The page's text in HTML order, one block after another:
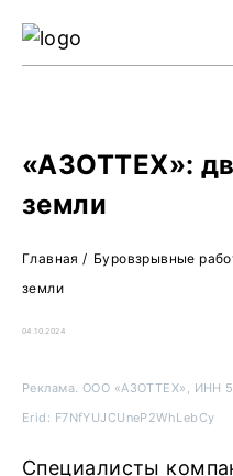
«АЗОТТЕХ»:
земли
Главная / Буровзрывные
земли
04.10.2024
Реклама. ООО «АЗОТТЕХ», ИНН
Erid: F7NfYUJCUneP2WhLebCy
Специалисты